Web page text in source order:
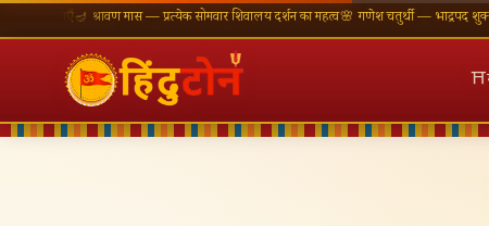
🪔 श्रावण मास — प्रत्येक सोमवार शिवालय दर्शन का महत्व🌸 गणेश चतुर्थी — भाद्रपद शुक्ल चतुर्थी⛩
⛩